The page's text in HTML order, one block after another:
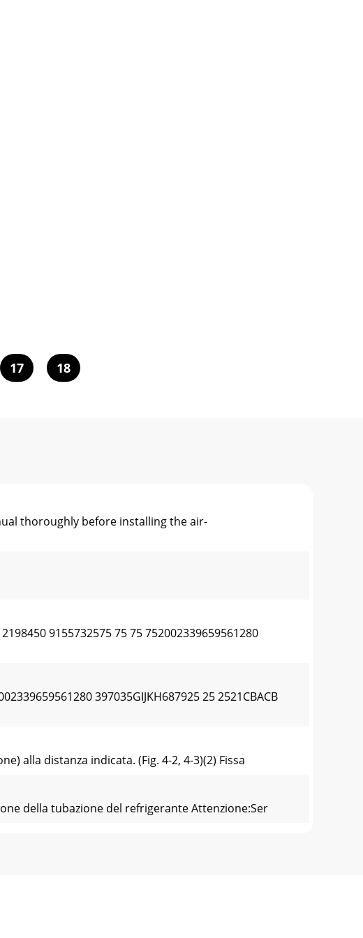
17 18
thoroughly before installing the air-
9155732575 75 75 752002339659561280
397035GIJKH687925 25 2521CBACB
alla distanza indicata. (Fig. 4-2, 4-3)(2) Fissa
della tubazione del refrigerante Attenzione:Ser